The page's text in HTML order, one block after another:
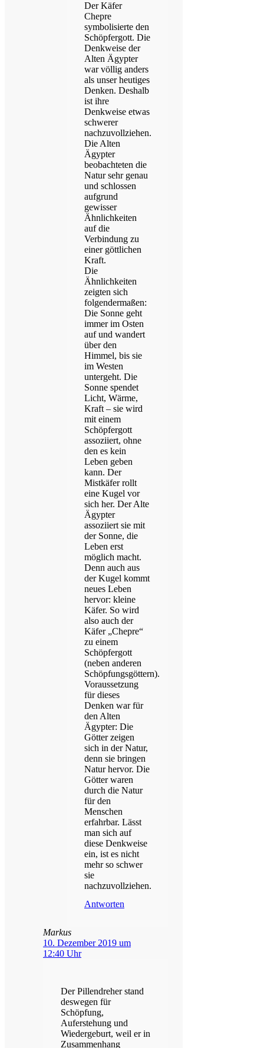
Der Käfer
Chepre
symbolisierte den
Schöpfergott. Die
Denkweise der
Alten Ägypter
war völlig anders
als unser heutiges
Denken. Deshalb
ist ihre
Denkweise etwas
schwerer
nachzuvollziehen.
Die Alten
Ägypter
beobachteten die
Natur sehr genau
und schlossen
aufgrund
gewisser
Ähnlichkeiten
auf die
Verbindung zu
einer göttlichen
Kraft.
Die
Ähnlichkeiten
zeigten sich
folgendermaßen:
Die Sonne geht
immer im Osten
auf und wandert
über den
Himmel, bis sie
im Westen
untergeht. Die
Sonne spendet
Licht, Wärme,
Kraft – sie wird
mit einem
Schöpfergott
assoziiert, ohne
den es kein
Leben geben
kann. Der
Mistkäfer rollt
eine Kugel vor
sich her. Der Alte
Ägypter
assoziiert sie mit
der Sonne, die
Leben erst
möglich macht.
Denn auch aus
der Kugel kommt
neues Leben
hervor: kleine
Käfer. So wird
also auch der
Käfer „Chepre“
zu einem
Schöpfergott
(neben anderen
Schöpfungsgöttern).
Voraussetzung
für dieses
Denken war für
den Alten
Ägypter: Die
Götter zeigen
sich in der Natur,
denn sie bringen
Natur hervor. Die
Götter waren
durch die Natur
für den
Menschen
erfahrbar. Lässt
man sich auf
diese Denkweise
ein, ist es nicht
mehr so schwer
sie
nachzuvollziehen.
Antworten
Markus
10. Dezember 2019 um
12:40 Uhr
Der Pillendreher stand
deswegen für
Schöpfung,
Auferstehung und
Wiedergeburt, weil er in
Zusammenhang